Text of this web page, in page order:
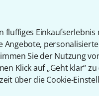
fluffiges
Angebote,
Sie der Nutzung
Klick auf „Geht klar“ zu
über die Cookie-